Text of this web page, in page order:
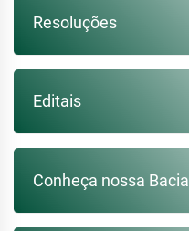
Resoluções
Editais
Conheça nossa